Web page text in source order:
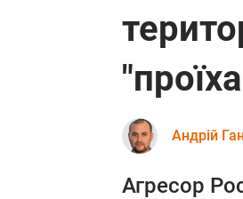
Андрій
Агресор